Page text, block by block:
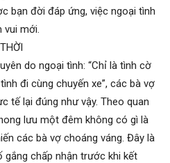
bạn đời đáp ứng, việc ngoại tình
vui mới.
do ngoại tình: “Chỉ là tình cờ
đi cùng chuyến xe”, các bà vợ
tế lại đúng như vậy. Theo quan
lưu một đêm không có gì là
các bà vợ choáng váng. Đây là
chấp nhận trước khi kết